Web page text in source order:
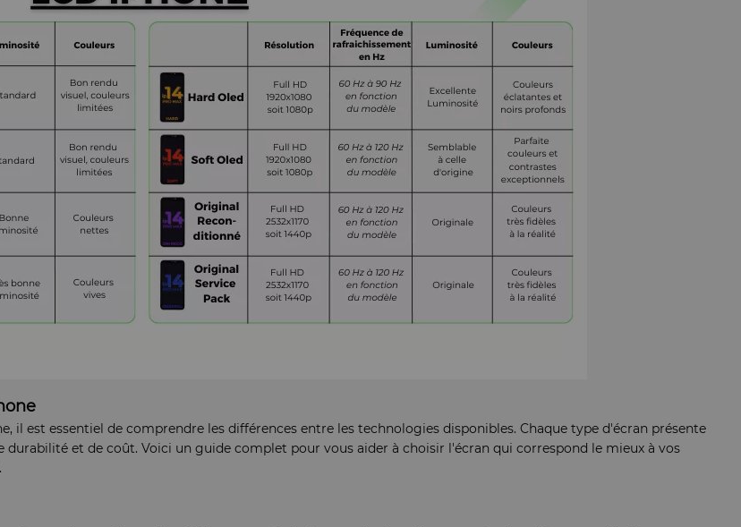
il est essentiel de comprendre les différences entre les technologies disponibles. Chaque type d'écran présente
et de coût. Voici un guide complet pour vous aider à choisir l'écran qui correspond le mieux à vos